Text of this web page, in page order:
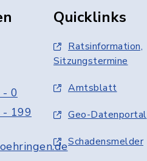
0
199
Quicklinks
Ratsinformation,
Sitzungstermine
Amtsblatt
Geo-Datenportal
Schadensmelder